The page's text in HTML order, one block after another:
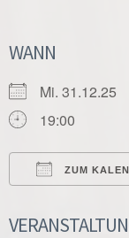
WANN
Mi. 31.12.25
19:00
ZUM